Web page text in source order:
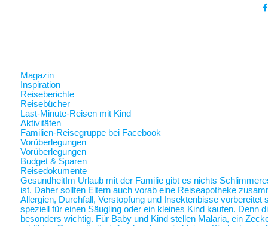
Magazin
Inspiration
Reiseberichte
Reisebücher
Last-Minute-Reisen mit Kind
Aktivitäten
Familien-Reisegruppe bei Facebook
Vorüberlegungen
Vorüberlegungen
Budget & Sparen
Reisedokumente
Gesundheit Im Urlaub mit der Familie gibt es nichts
ist. Daher sollten Eltern auch vorab eine Reiseapotheke
Allergien, Durchfall, Verstopfung und Insektenbisse
speziell für einen Säugling oder ein kleines Kind kaufen. Denn
besonders wichtig. Für Baby und Kind stellen Malaria, ein